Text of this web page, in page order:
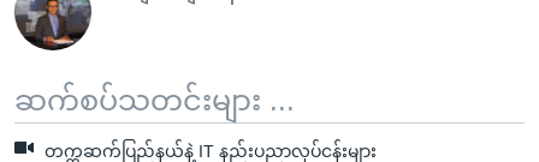
ဆက်စပ်သတင်းများ ...
တက္ကဆက်ပြည်နယ်နဲ့ IT နည်းပညာလုပ်ငန်းများ